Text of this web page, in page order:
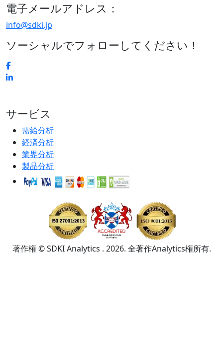
電子メールアドレス：
info@sdki.jp
ソーシャルでフォローしてください！
サービス
需給分析
経済分析
業界分析
製品分析
著作権 © SDKI Analytics . 2026. 全著作Analytics権所有.